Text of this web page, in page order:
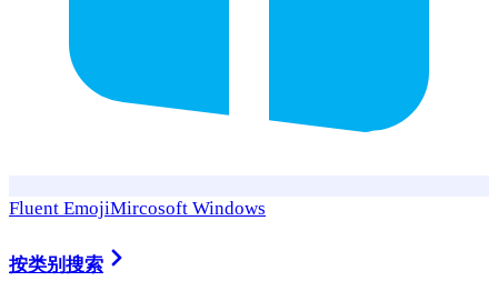
Fluent EmojiMircosoft Windows
按类别搜索